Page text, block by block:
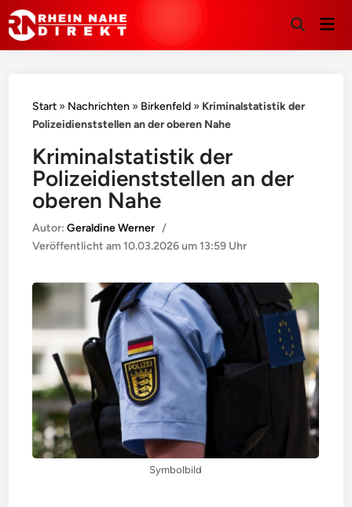
Suche
Start » Nachrichten » Birkenfeld » Kriminalstatistik der
Polizeidienststellen an der oberen Nahe
Kriminalstatistik der
Polizeidienststellen an der
oberen Nahe
Autor:Geraldine Werner /
Veröffentlicht am10.03.2026 um 13:59 Uhr
Symbolbild